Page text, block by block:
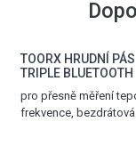
TOORX HRUDNÍ PÁS
TRIPLE BLUETOOTH
pro přesně měření
frekvence, bezdrátová